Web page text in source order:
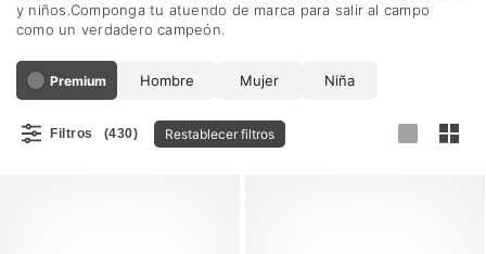
y niños.Componga tu atuendo de marca para salir al campo
como un verdadero campeón.
Premium Hombre Mujer Niña
Filtros (430) Restablecer filtros